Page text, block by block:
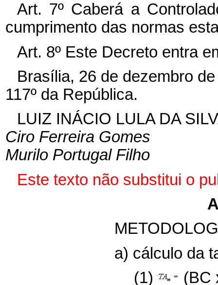
Art. 7º Caberá a
cumprimento das normas
Art. 8º Este Decreto entra
Brasília, 26 de dezembro
117º da República.
LUIZ INÁCIO LULA DA
Ciro Ferreira Gomes
Murilo Portugal Filho
Este texto não substitui o
a) cálculo da
(1)
(BC